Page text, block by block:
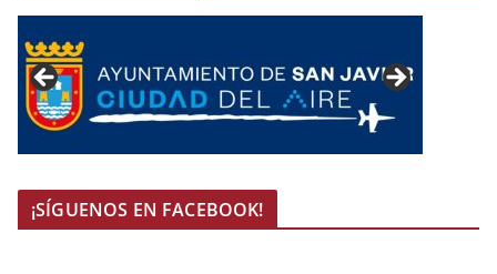
¡SÍGUENOS EN FACEBOOK!